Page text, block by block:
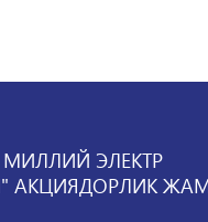
МИЛЛИЙ ЭЛЕКТР
АКЦИЯДОРЛИК